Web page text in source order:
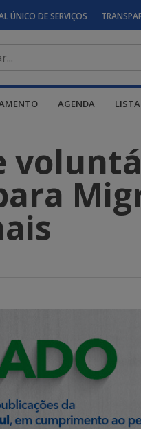
ÚNICO DE SERVIÇOS
AGENDA